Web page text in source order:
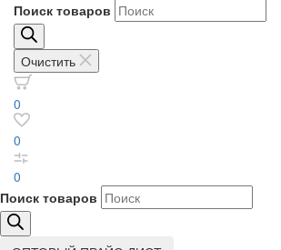
Поиск товаров
Очистить
0
0
0
Поиск товаров